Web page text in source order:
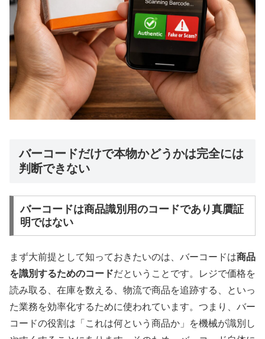
バーコードだけで本物かどうかは完全には
判断できない
バーコードは商品識別用のコードであり真贋証
明ではない
まず大前提として知っておきたいのは、バーコードは商品
を識別するためのコードだということです。レジで価格を
読み取る、在庫を数える、物流で商品を追跡する、といっ
た業務を効率化するために使われています。つまり、バー
コードの役割は「これは何という商品か」を機械が識別し